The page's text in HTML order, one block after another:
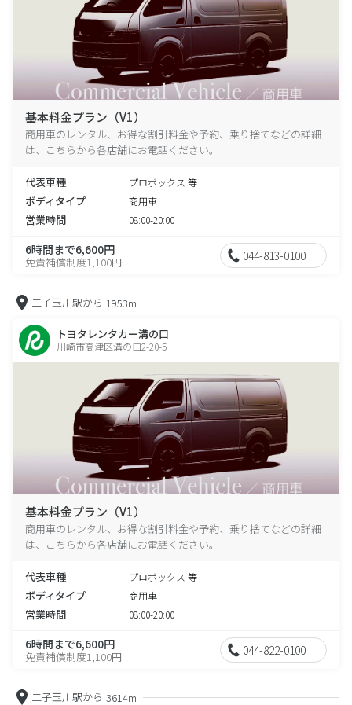
基本料金プラン（V1）
商用車のレンタル、お得な割引料金や予約、乗り捨てなどの詳細
は、こちらから各店舗にお電話ください。
代表車種 プロボックス 等
ボディタイプ 商用車
営業時間 08:00-20:00
6時間まで6,600円
免責補償制度1,100円 044-813-0100
二子玉川駅から 1953m
トヨタレンタカー溝の口
川崎市高津区溝の口2-20-5
基本料金プラン（V1）
商用車のレンタル、お得な割引料金や予約、乗り捨てなどの詳細
は、こちらから各店舗にお電話ください。
代表車種 プロボックス 等
ボディタイプ 商用車
営業時間 08:00-20:00
6時間まで6,600円
免責補償制度1,100円 044-822-0100
二子玉川駅から 3614m